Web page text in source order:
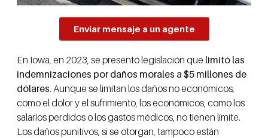
Enviar mensaje a un agente
En Iowa, en 2023, se presentó legislación que limitó las
indemnizaciones por daños morales a $5 millones de
dólares. Aunque se limitan los daños no económicos,
como el dolor y el sufrimiento, los económicos, como los
salarios perdidos o los gastos médicos, no tienen límite.
Los daños punitivos, si se otorgan, tampoco están